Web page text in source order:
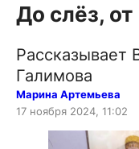
До слёз,
Рассказывает
Галимова
Марина Артемьева
17 ноября 2024, 11:02